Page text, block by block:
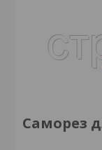
Саморез